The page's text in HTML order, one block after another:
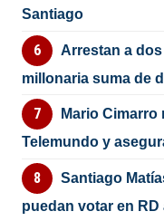
Santiago
Arrestan a
millonaria suma de
Mario
Telemundo y
Santiago
puedan votar en